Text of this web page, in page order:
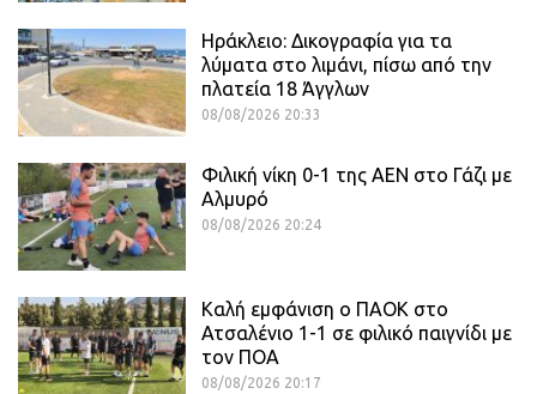
Ηράκλειο: Δικογραφία για τα
λύματα στο λιμάνι, πίσω από την
πλατεία 18 Άγγλων
08/08/2026 20:33
Φιλική νίκη 0-1 της ΑΕΝ στο Γάζι με
Αλμυρό
08/08/2026 20:24
Καλή εμφάνιση ο ΠΑΟΚ στο
Ατσαλένιο 1-1 σε φιλικό παιγνίδι με
τον ΠΟΑ
08/08/2026 20:17